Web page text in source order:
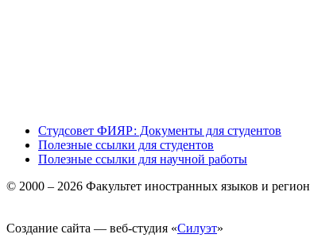
Студсовет ФИЯР: Документы для студентов
Полезные ссылки для студентов
Полезные ссылки для научной работы
© 2000 – 2026 Факультет иностранных языков и
Создание сайта — веб-студия «Силуэт»